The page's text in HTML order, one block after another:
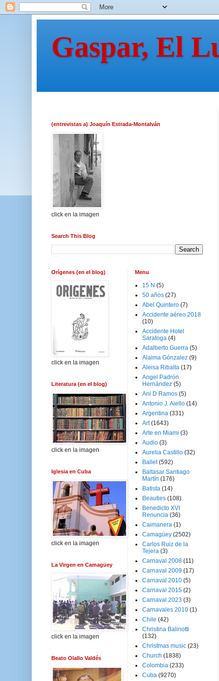
Gaspar, El
(entrevistas a) Joaquín Estrada-Montalván
click en la imagen
Search This Blog
Orígenes (en el blog)
click en la imagen
Literatura (en el blog)
click en la imagen
Iglesia en Cuba
click en la imagen
La Virgen en Camagüey
click en la imagen
Beato Olallo Valdés
Menu
15 N (5)
50 años (27)
Abel Quintero (7)
Accidente aéreo 2018
(10)
Accidente Hotel
Saratoga (4)
Adalberto Guerra (5)
Alaima Gónzalez (9)
Aleisa Ribalta (17)
Angel Padrón
Hernández (5)
Ani D Ramos (5)
Antonio J. Aiello (14)
Argentina (331)
Art (1643)
Arte en Miami (3)
Audio (3)
Aurelia Castillo (32)
Ballet (592)
Baltasar Santiago
Martín (176)
Batista (14)
Beauties (108)
Benedicto XVI
Renuncia (36)
Caimanera (1)
Camagüey (2502)
Carlos Ruiz de la
Tejera (3)
Carnaval 2008 (11)
Carnaval 2009 (17)
Carnaval 2010 (5)
Carnaval 2015 (2)
Carnaval 2023 (3)
Carnavales 2010 (1)
Chile (42)
Christina Balinotti
(132)
Christmas music (23)
Church (1838)
Colombia (233)
Cuba (9270)